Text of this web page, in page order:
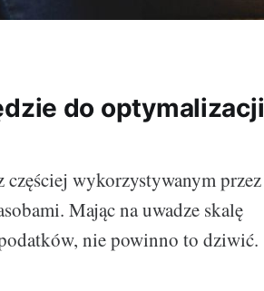
do optymalizacji
częściej wykorzystywanym przez
Mając na uwadze skalę
nie powinno to dziwić.